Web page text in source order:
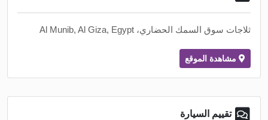
ثلاجات سوق السمك الحضاري، Al Munib, Al Giza, Egypt
مشاهدة الموقع
تقييم السيارة